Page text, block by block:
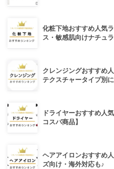
化粧下地おすすめ人気
ス・敏感肌向けナチュ
クレンジングおすすめ
テクスチャータイプ別に
ドライヤーおすすめ人
コスパ商品】
ヘアアイロンおすすめ
ズ向け・海外対応も♪